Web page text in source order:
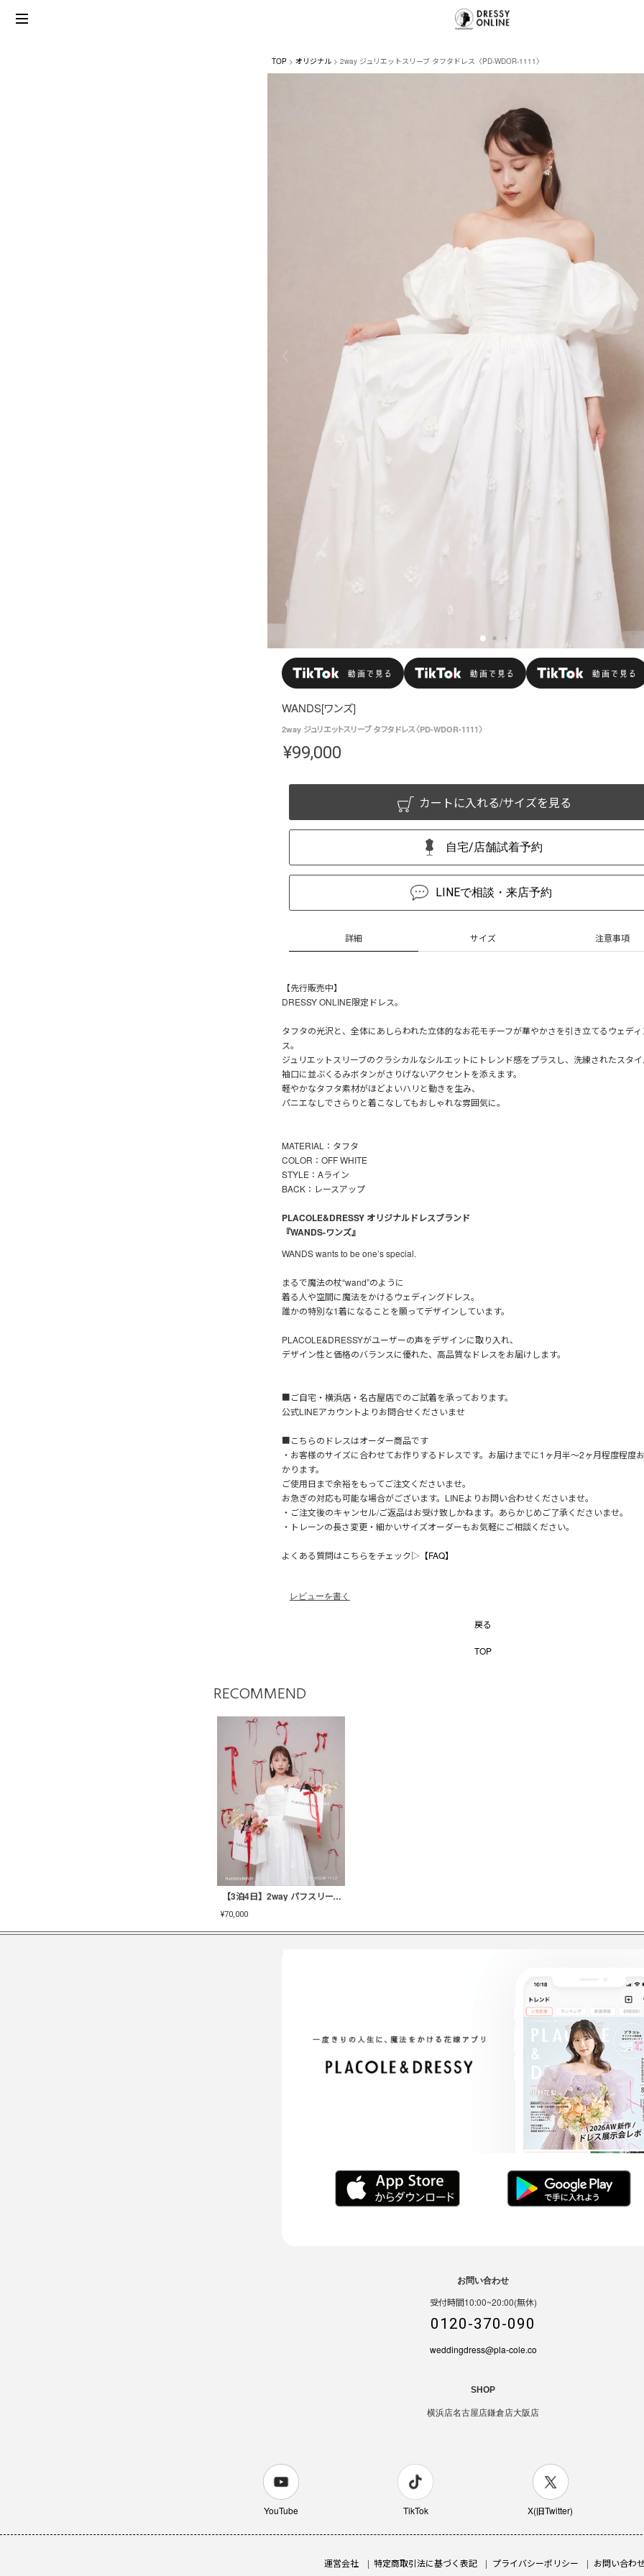
TOP オリジナル 2way ジュリエットスリーブ タフタドレス〈PD-WDOR-1111〉
WANDS[ワンズ]
2way ジュリエットスリーブ タフタドレス〈PD-WDOR-1111〉
¥99,000
カートに入れる/サイズを見る
自宅/店舗試着予約
LINEで相談・来店予約
詳細 サイズ 注意事項
【先行販売中】
DRESSY ONLINE限定ドレス。
タフタの光沢と、全体にあしらわれた立体的なお花モチーフが華やかさを引き立てるウェデ
ス。
ジュリエットスリーブのクラシカルなシルエットにトレンド感をプラスし、洗練されたスタイ
袖口に並ぶくるみボタンがさりげないアクセントを添えます。
軽やかなタフタ素材がほどよいハリと動きを生み、
パニエなしでさらりと着こなしてもおしゃれな雰囲気に。
MATERIAL：タフタ
COLOR：OFF WHITE
STYLE：Aライン
BACK：レースアップ
PLACOLE&DRESSY オリジナルドレスブランド
『WANDS-ワンズ』
WANDS wants to be one’s special.
まるで魔法の杖“wand”のように
着る人や空間に魔法をかけるウェディングドレス。
誰かの特別な1着になることを願ってデザインしています。
PLACOLE&DRESSYがユーザーの声をデザインに取り入れ、
デザイン性と価格のバランスに優れた、高品質なドレスをお届けします。
■ご自宅・横浜店・名古屋店でのご試着を承っております。
公式LINEアカウントよりお問合せくださいませ
■こちらのドレスはオーダー商品です
・お客様のサイズに合わせてお作りするドレスです。お届けまでに1ヶ月半〜2ヶ月程度程度
かります。
ご使用日まで余裕をもってご注文くださいませ。
お急ぎの対応も可能な場合がございます。LINEよりお問い合わせくださいませ。
・ご注文後のキャンセル/ご返品はお受け致しかねます。あらかじめご了承くださいませ。
・トレーンの長さ変更・細かいサイズオーダーもお気軽にご相談ください。
よくある質問はこちらをチェック▷ 【FAQ】
レビューを書く
戻る
TOP
RECOMMEND
【3泊4日】2way パフスリーブ タフタドレス〈PD-WDOR-1112〉
¥70,000
お問い合わせ
受付時間10:00~20:00(無休)
0120-370-090
weddingdress@pla-cole.co
SHOP
横浜店名古屋店鎌倉店大阪店
YouTube TikTok X(旧Twitter)
運営会社 特定商取引法に基づく表記 プライバシーポリシー お問い合わ